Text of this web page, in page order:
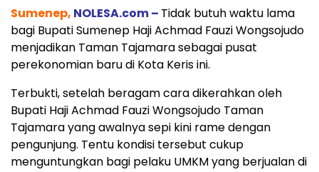
Sumenep, NOLESA.com – Tidak butuh waktu lama
bagi Bupati Sumenep Haji Achmad Fauzi Wongsojudo
menjadikan Taman Tajamara sebagai pusat
perekonomian baru di Kota Keris ini.
Terbukti, setelah beragam cara dikerahkan oleh
Bupati Haji Achmad Fauzi Wongsojudo Taman
Tajamara yang awalnya sepi kini rame dengan
pengunjung. Tentu kondisi tersebut cukup
menguntungkan bagi pelaku UMKM yang berjualan di